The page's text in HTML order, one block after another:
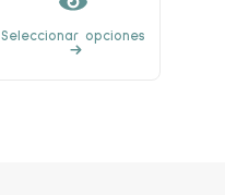
Seleccionar opciones